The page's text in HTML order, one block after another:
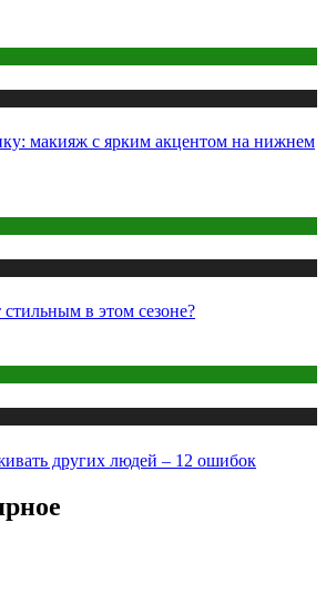
макияж с ярким акцентом на нижнем
в этом сезоне?
других людей – 12 ошибок